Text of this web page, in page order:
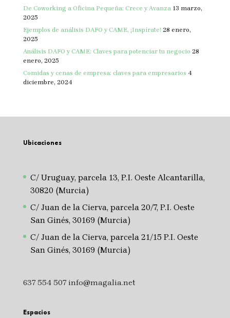
De Coworking a Oficina Pequeña: Crece y Avanza 13 marzo,
2025
Ejemplos de análisis DAFO y CAME, ¡Inspírate! 28 enero,
2025
Análisis DAFO y CAME: Claves para potenciar tu negocio 28
enero, 2025
Comidas y cenas de empresa: claves para empresarios 4
diciembre, 2024
Ubicaciones
C/ Uruguay, parcela 13, P.I. Oeste Alcantarilla,
30820 (Murcia)
C/ Juan de la Cierva, parcela 20/7, P.I. Oeste
San Ginés, 30169 (Murcia)
C/ Juan de la Cierva, parcela 21/15 P.I. Oeste
San Ginés, 30169 (Murcia)
637 554 507 info@magalia.net
Espacios